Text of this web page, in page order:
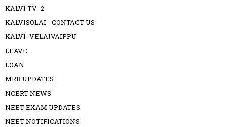
KALVI TV_2
KALVISOLAI - CONTACT US
KALVI_VELAIVAIPPU
LEAVE
LOAN
MRB UPDATES
NCERT NEWS
NEET EXAM UPDATES
NEET NOTIFICATIONS